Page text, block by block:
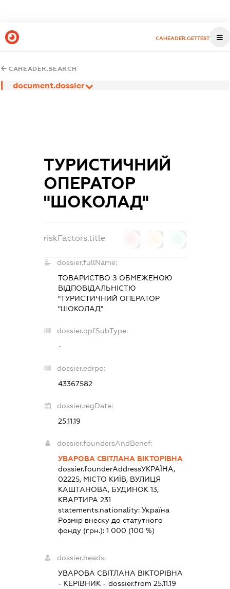
CAHEADER.GETTEST
CAHEADER.SEARCH
document.dossier
ТУРИСТИЧНИЙ
ОПЕРАТОР
"ШОКОЛАД"
riskFactors.title
dossier.fullName:
ТОВАРИСТВО З ОБМЕЖЕНОЮ
ВІДПОВІДАЛЬНІСТЮ
"ТУРИСТИЧНИЙ ОПЕРАТОР
"ШОКОЛАД"
dossier.opfSubType:
-
dossier.edrpo:
43367582
dossier.regDate:
25.11.19
dossier.foundersAndBenef:
УВАРОВА СВІТЛАНА ВІКТОРІВНА
dossier.founderAddressУКРАЇНА,
02225, МІСТО КИЇВ, ВУЛИЦЯ
КАШТАНОВА, БУДИНОК 13,
КВАРТИРА 231
statements.nationality:Україна
Розмір внеску до статутного
фонду (грн.):1 000 (100 %)
dossier.heads:
УВАРОВА СВІТЛАНА ВІКТОРІВНА
- КЕРІВНИК - dossier.from 25.11.19